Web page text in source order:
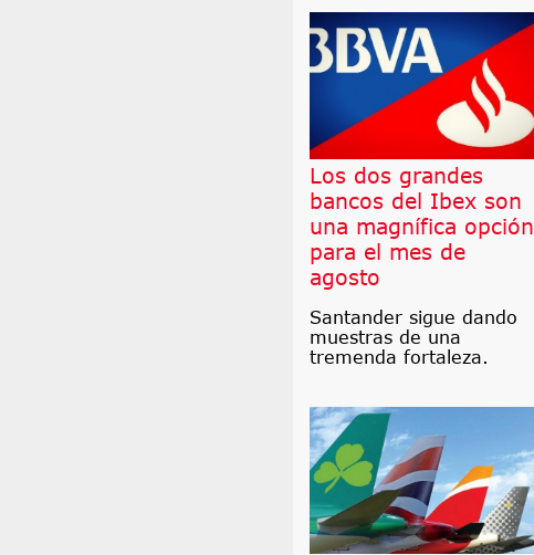
Los dos grandes
bancos del Ibex son
una magnífica opción
para el mes de
agosto
Santander sigue dando
muestras de una
tremenda fortaleza.